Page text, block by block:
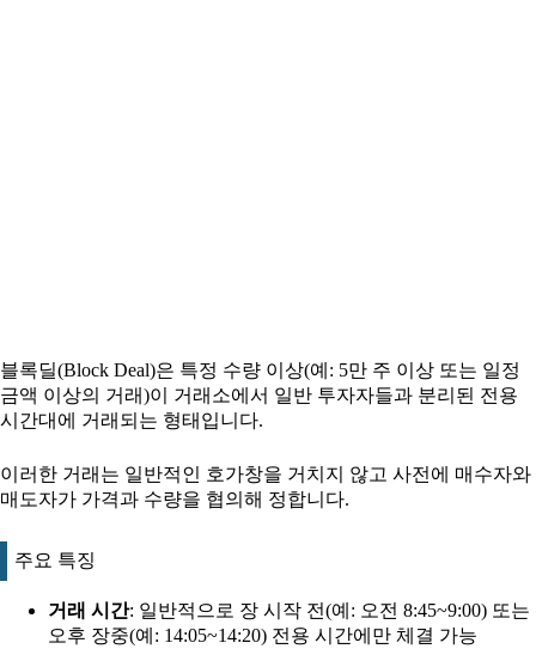
블록딜(Block Deal)은 특정 수량 이상(예: 5만 주 이상 또는 일정
금액 이상의 거래)이 거래소에서 일반 투자자들과 분리된 전용
시간대에 거래되는 형태입니다.
이러한 거래는 일반적인 호가창을 거치지 않고 사전에 매수자와
매도자가 가격과 수량을 협의해 정합니다.
주요 특징
거래 시간: 일반적으로 장 시작 전(예: 오전 8:45~9:00) 또는
오후 장중(예: 14:05~14:20) 전용 시간에만 체결 가능